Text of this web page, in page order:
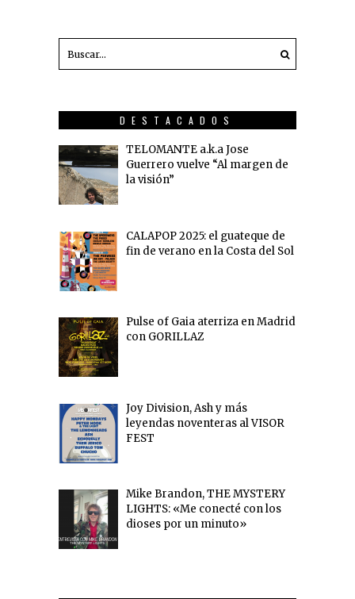
DESTACADOS
TELOMANTE a.k.a Jose
Guerrero vuelve “Al margen de
la visión”
CALAPOP 2025: el guateque de
fin de verano en la Costa del Sol
Pulse of Gaia aterriza en Madrid
con GORILLAZ
Joy Division, Ash y más
leyendas noventeras al VISOR
FEST
Mike Brandon, THE MYSTERY
LIGHTS: «Me conecté con los
dioses por un minuto»